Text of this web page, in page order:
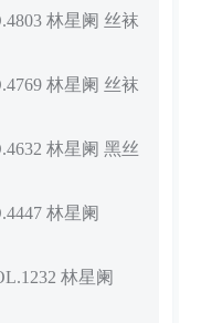
林星阑 丝袜
林星阑 丝袜
林星阑 黑丝
林星阑
林星阑